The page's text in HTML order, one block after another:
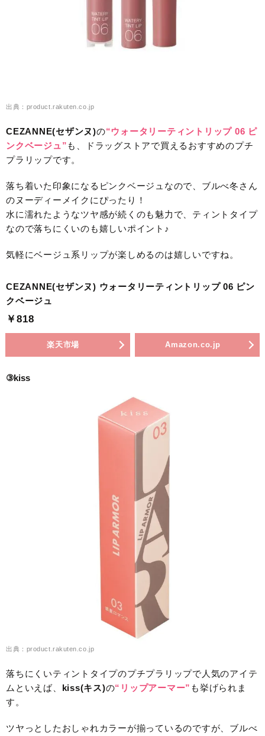
出典：product.rakuten.co.jp
CEZANNE(セザンヌ)の“ウォータリーティントリップ 06 ピ
ンクベージュ”も、ドラッグストアで買えるおすすめのプチ
プラリップです。
落ち着いた印象になるピンクベージュなので、ブルべ冬さん
のヌーディーメイクにぴったり！
水に濡れたようなツヤ感が続くのも魅力で、ティントタイプ
なので落ちにくいのも嬉しいポイント♪
気軽にベージュ系リップが楽しめるのは嬉しいですね。
CEZANNE(セザンヌ) ウォータリーティントリップ 06 ピン
クベージュ
￥818
楽天市場 Amazon.co.jp
③kiss
出典：product.rakuten.co.jp
落ちにくいティントタイプのプチプラリップで人気のアイテ
ムといえば、 kiss(キス)の“リップアーマー” も挙げられま
す。
ツヤっとしたおしゃれカラーが揃っているのですが、ブルべ